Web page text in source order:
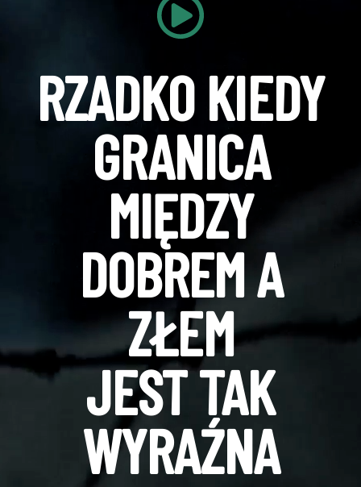
RZADKO KIEDY
GRANICA
MIĘDZY
DOBREM A
ZŁEM
JEST TAK
WYRAŹNA